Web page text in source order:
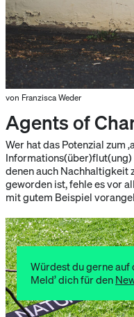
von Franzisca Weder
Agents of
Wer hat das Potenzial zum
denen auch Nachhaltigkeit
geworden ist, fehle es vor
mit gutem Beispiel
Würdest du gerne auf
Meld’ dich für den